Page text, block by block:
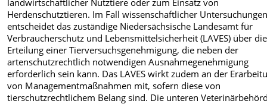
landwirtschaftlicher Nutztiere oder zum Einsatz von
Herdenschutztieren. Im Fall wissenschaftlicher
entscheidet das zuständige Niedersächsische Landesamt für
Verbraucherschutz und Lebensmittelsicherheit (LAVES) über die
Erteilung einer Tierversuchsgenehmigung, die neben der
artenschutzrechtlich notwendigen Ausnahmegenehmigung
erforderlich sein kann. Das LAVES wirkt zudem an der
von Managementmaßnahmen mit, sofern diese von
tierschutzrechtlichem Belang sind. Die unteren